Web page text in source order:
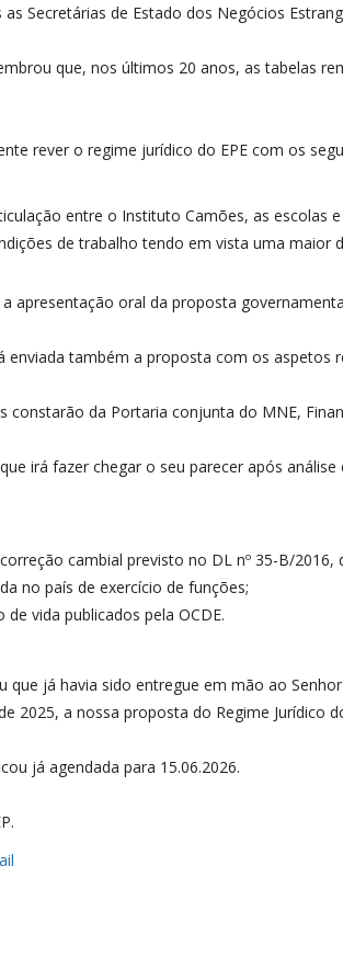
Secretárias de Estado dos Negócios
que, nos últimos 20 anos, as tabelas
rever o regime jurídico do EPE com os
entre o Instituto Camões, as escolas
de trabalho tendo em vista uma maior
a apresentação oral da proposta
enviada também a proposta com os aspetos
constarão da Portaria conjunta do MNE,
irá fazer chegar o seu parecer após
cambial previsto no DL nº 35-B/2016,
no país de exercício de funções;
de vida publicados pela OCDE.
que já havia sido entregue em mão ao
2025, a nossa proposta do Regime Jurídico
já agendada para 15.06.2026.